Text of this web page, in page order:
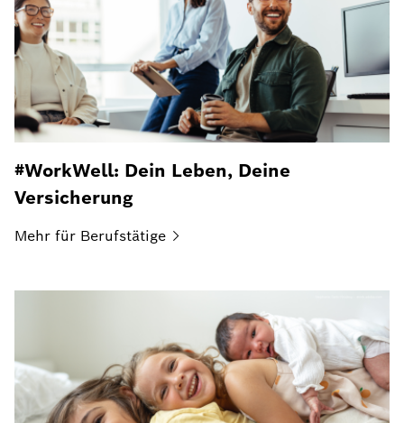
#WorkWell: Dein Leben, Deine
Versicherung
Mehr für Berufstätige